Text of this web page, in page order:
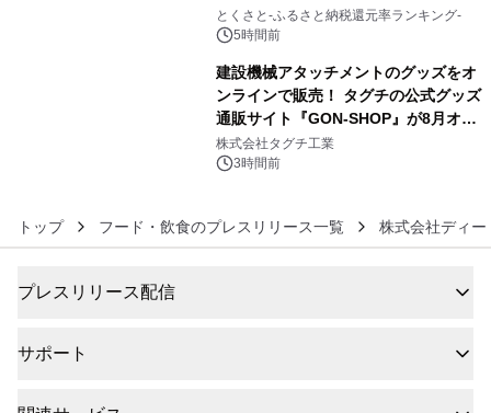
とくさと-ふるさと納税還元率ランキング-
5時間前
建設機械アタッチメントのグッズをオ
ンラインで販売！ タグチの公式グッズ
通販サイト『GON-SHOP』が8月オー
プン
株式会社タグチ工業
3時間前
トップ フード・飲食のプレスリリース一覧 株式会社ディ
プレスリリース配信
サポート